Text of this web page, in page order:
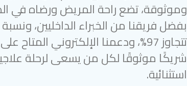
وموثوقة، تضع راحة المريض ورضاه في
بفضل فريقنا من الخبراء الداخليين،
شريكًا موثوقًا لكل من يسعى لرحلة
استثنائية.